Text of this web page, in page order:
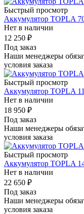
Быстрый просмотр
Аккумулятор TOPLA
Нет в наличии
12 250 ₽
Под заказ
Наши менеджеры
условия заказа
Быстрый просмотр
Аккумулятор TOPLA
Нет в наличии
18 950 ₽
Под заказ
Наши менеджеры
условия заказа
Быстрый просмотр
Аккумулятор TOPLA
Нет в наличии
22 650 ₽
Под заказ
Наши менеджеры
условия заказа